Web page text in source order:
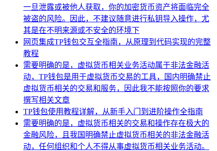
一旦泄露或被他人获取，你的加密货币资产将面临完全
被盗的风险。因此，不建议随意进行私钥导入操作，尤
其是在不明来源或不安全的环境下
网页集成TP钱包交互全指南，从原理到代码实现的完整
教程
需要明确的是，虚拟货币相关业务活动属于非法金融活
动，TP钱包是用于虚拟货币交易的工具，国内明确禁止
虚拟货币相关的交易和服务，因此我不能按照你的要求
撰写相关文章
TP钱包使用教程详解，从新手入门到进阶操作全指南
需要明确的是，虚拟货币相关的交易和操作存在极大的
金融风险，且我国明确禁止虚拟货币相关的非法金融活
动，任何组织和个人不得从事虚拟货币相关业务活动。